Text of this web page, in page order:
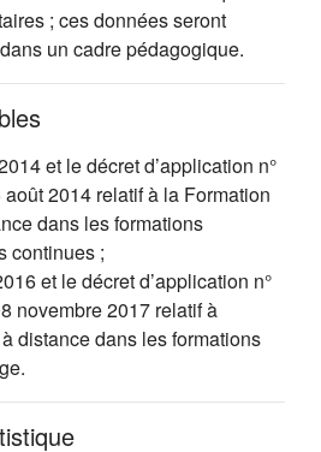
; ces données seront
un cadre pédagogique.
et le décret d’application n°
2014 relatif à la Formation
dans les formations
continues ;
et le décret d’application n°
novembre 2017 relatif à
distance dans les formations